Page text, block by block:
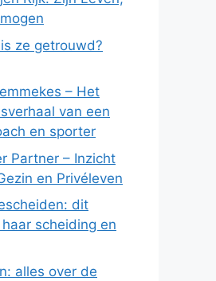
ze getrouwd?
– Het
van een
en sporter
Partner – Inzicht
en Privéleven
dit
scheiding en
alles over de